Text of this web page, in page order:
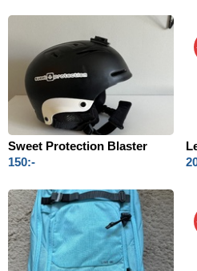
Sweet Protection Blaster
150:-